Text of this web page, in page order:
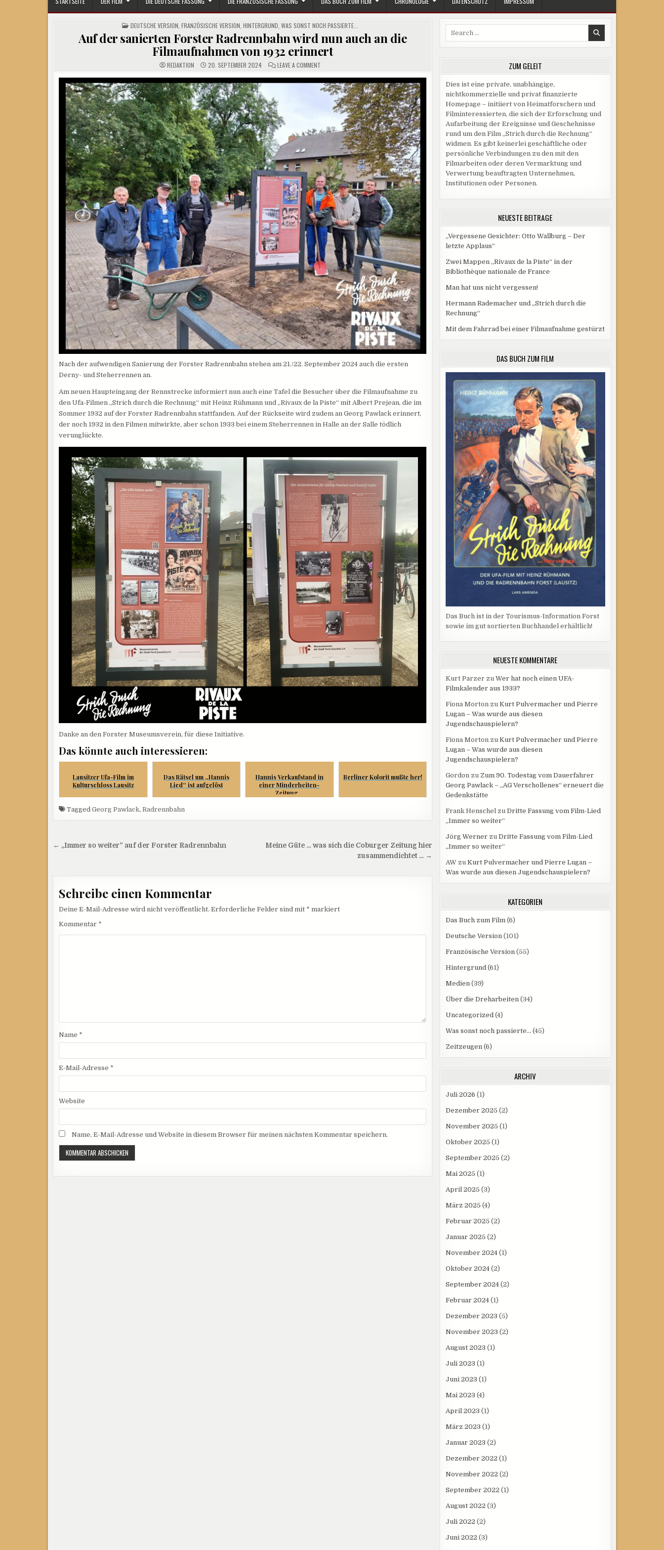
POSTED
DEUTSCHE VERSION,FRANZÖSISCHE VERSION,HINTERGRUND,WAS SONST NOCH PASSIERTE...
Auf der sanierten Forster Radrennbahn wird nun auch an die
Filmaufnahmen von 1932 erinnert
REDAKTION 20. SEPTEMBER 2024 LEAVE A COMMENT
DER
SANIERTEN
FORSTER
RADRENNBAHN
AUCH
FILMAUFNAHMEN
VON
1932
ERINNERT
Nach der aufwendigen Sanierung der Forster Radrennbahn stehen am 21./22. September 2024 auch die ersten
Derny- und Steherrennen an.
Am neuen Haupteingang der Rennstrecke informiert nun auch eine Tafel die Besucher über die Filmaufnahme zu
den Ufa-Filmen „Strich durch die Rechnung“ mit Heinz Rühmann und „Rivaux de la Piste“ mit Albert Prejean, die im
Sommer 1932 auf der Forster Radrennbahn stattfanden. Auf der Rückseite wird zudem an Georg Pawlack erinnert,
der noch 1932 in den Filmen mitwirkte, aber schon 1933 bei einem Steherrennen in Halle an der Salle tödlich
verunglückte.
Danke an den Forster Museumsverein, für diese Initiative.
Das könnte auch interessieren:
Lausitzer Ufa-Film im
Kulturschloss Lausitz
Das Rätsel um „Hannis
Lied“ ist aufgelöst
Hannis Verkaufstand in
einer Minderheiten-
Zeitung ...
Berliner Kolorit mußte her!
Tagged Georg Pawlack, Radrennbahn
Beitragsnavigation
Meine Güte … was sich die Coburger Zeitung hier
zusammendichtet … →
← „Immer so weiter“ auf der Forster Radrennbahn
Schreibe einen Kommentar
Deine E-Mail-Adresse wird nicht veröffentlicht. Erforderliche Felder sind mit * markiert
Kommentar *
Name *
E-Mail-Adresse *
Website
Name, E-Mail-Adresse und Website in diesem Browser für meinen nächsten Kommentar speichern.
ZUM GELEIT
Dies ist eine private, unabhängige,
nichtkommerzielle und privat finanzierte
Homepage – initiiert von Heimatforschern und
Filminteressierten, die sich der Erforschung und
Aufarbeitung der Ereignisse und Geschehnisse
rund um den Film „Strich durch die Rechnung“
widmen. Es gibt keinerlei geschäftliche oder
persönliche Verbindungen zu den mit den
Filmarbeiten oder deren Vermarktung und
Verwertung beauftragten Unternehmen,
Institutionen oder Personen.
NEUESTE BEITRÄGE
„Vergessene Gesichter: Otto Wallburg – Der
letzte Applaus“
Zwei Mappen „Rivaux de la Piste“ in der
Bibliothèque nationale de France
Man hat uns nicht vergessen!
Hermann Rademacher und „Strich durch die
Rechnung“
Mit dem Fahrrad bei einer Filmaufnahme gestürzt
DAS BUCH ZUM FILM
Das Buch ist in der Tourismus-Information Forst
sowie im gut sortierten Buchhandel erhältlich!
NEUESTE KOMMENTARE
Kurt Parzer zu Wer hat noch einen UFA-
Filmkalender aus 1933?
Fiona Mortonzu Kurt Pulvermacher und Pierre
Lugan – Was wurde aus diesen
Jugendschauspielern?
Fiona Mortonzu Kurt Pulvermacher und Pierre
Lugan – Was wurde aus diesen
Jugendschauspielern?
Gordonzu Zum 90. Todestag vom Dauerfahrer
Georg Pawlack – „AG Verschollenes“ erneuert die
Gedenkstätte
Frank Henschelzu Dritte Fassung vom Film-Lied
„Immer so weiter“
Jörg Werner zu Dritte Fassung vom Film-Lied
„Immer so weiter“
AWzu Kurt Pulvermacher und Pierre Lugan –
Was wurde aus diesen Jugendschauspielern?
KATEGORIEN
Das Buch zum Film(6)
Deutsche Version(101)
Französische Version(55)
Hintergrund(61)
Medien(39)
Über die Dreharbeiten(34)
Uncategorized(4)
Was sonst noch passierte… (45)
Zeitzeugen(6)
ARCHIV
Juli 2026 (1)
Dezember 2025 (2)
November 2025 (1)
Oktober 2025 (1)
September 2025 (2)
Mai 2025 (1)
April 2025 (3)
März 2025 (4)
Februar 2025 (2)
Januar 2025 (2)
November 2024(1)
Oktober 2024(2)
September 2024(2)
Februar 2024(1)
Dezember 2023 (5)
November 2023 (2)
August 2023 (1)
Juli 2023 (1)
Juni 2023 (1)
Mai 2023 (4)
April 2023 (1)
März 2023 (1)
Januar 2023 (2)
Dezember 2022 (1)
November 2022 (2)
September 2022 (1)
August 2022 (3)
Juli 2022 (2)
Juni 2022 (3)